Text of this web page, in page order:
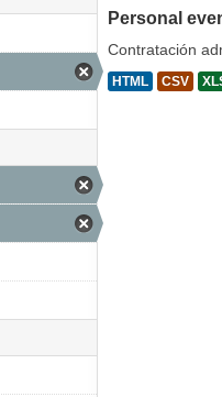
Personal
Contratación
HTML CSV